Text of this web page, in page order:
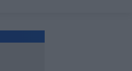
Hôtellerie